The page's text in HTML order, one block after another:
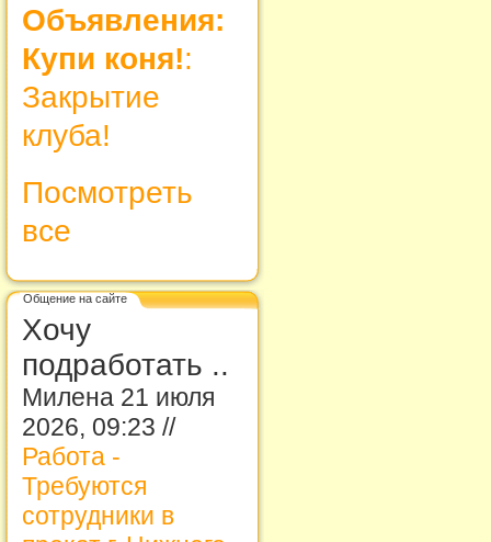
Объявления:
Купи коня!:
Закрытие
клуба!
Посмотреть
все
Общение на сайте
Хочу
подработать ..
Милена 21 июля
2026, 09:23 //
Работа -
Требуются
сотрудники в